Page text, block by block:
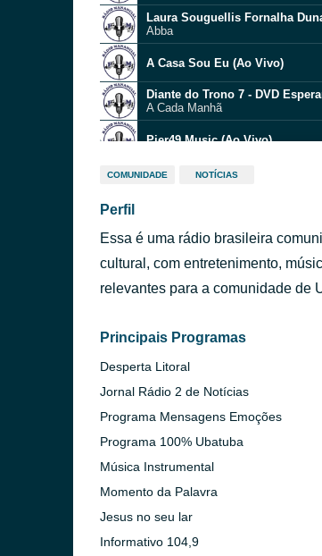
Laura Souguellis Fornalha
Abba
A Casa Sou Eu (Ao Vivo)
Diante do Trono 7 - DVD
A Cada Manhã
Pier49 Music (Ao Vivo)
Ao Vivo na Sala
Central 3 | Ao vivo (Clipe Oficial)
Israel Subira (feat. Lissa
COMUNIDADE NOTÍCIAS
Perfil
Essa é uma rádio brasileira
cultural, com entretenimento,
relevantes para a comunidade de
Principais Programas
Desperta Litoral
Jornal Rádio 2 de Notícias
Programa Mensagens Emoções
Programa 100% Ubatuba
Música Instrumental
Momento da Palavra
Jesus no seu lar
Informativo 104,9